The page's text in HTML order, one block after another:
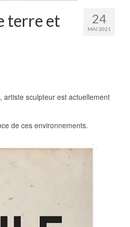
24
MAI 2021
terre et
artiste sculpteur est actuellement
de ces environnements.